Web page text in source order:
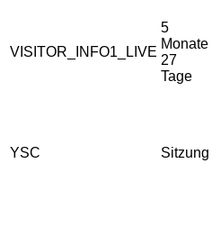
VISITOR_INFO1_LIVE
5
Monate
27
Tage
YSC Sitzung